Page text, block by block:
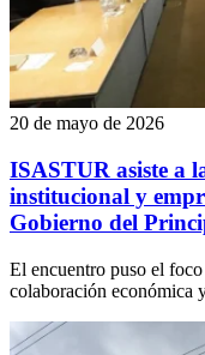
20 de mayo de 2026
ISASTUR asiste a
institucional y
Gobierno del
El encuentro puso el
colaboración económica